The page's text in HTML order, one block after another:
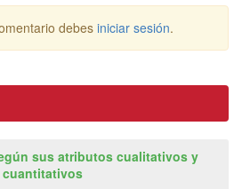
debes iniciar sesión.
sus atributos cualitativos y
cuantitativos